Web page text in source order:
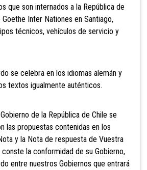
que son internados a la República de
Inter Nationes en Santiago,
técnicos, vehículos de servicio y
se celebra en los idiomas alemán y
textos igualmente auténticos.
de la República de Chile se
las propuestas contenidas en los
y la Nota de respuesta de Vuestra
conste la conformidad de su Gobierno,
entre nuestros Gobiernos que entrará